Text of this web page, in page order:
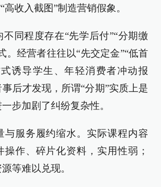
高收入截图”制造营销假象。
不同程度存在“先学后付”“分期缴
。经营者往往以“先交定金”“低首
诱导学生、年轻消费者冲动报
后才发现，所谓“分期”实质上是
步加剧了纠纷复杂性。
与服务履约缩水。实际课程内容
操作、碎片化资料，实用性弱；
等难以兑现。